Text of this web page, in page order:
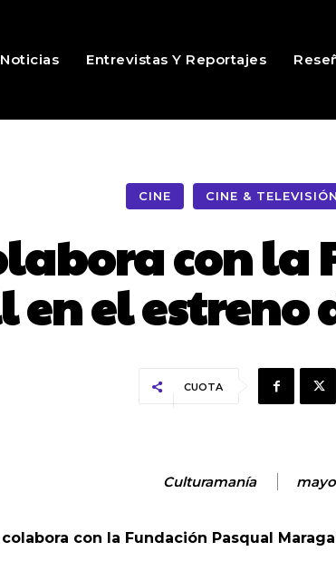
Noticias Entrevistas Y Reportajes
CINE CINE & TELEVISIÓN
con la
el estreno
CUOTA
Culturamanía
con la Fundación Pasqual